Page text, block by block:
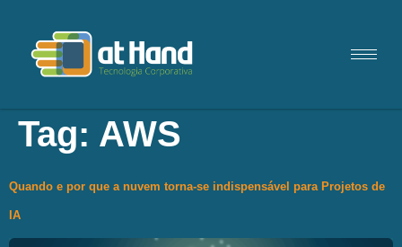
Tag: AWS
Quando e por que a nuvem torna-se indispensável para Projetos de
IA